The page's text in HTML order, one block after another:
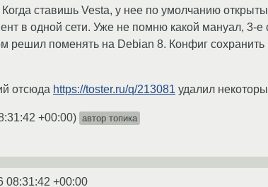
ставишь Vesta, у нее по умолчанию
в одной сети. Уже не помню какой мануал, 3-
решил поменять на Debian 8. Конфиг
отсюда https://toster.ru/q/213081 удалил
+00:00) автор топика
08:31:42 +00:00